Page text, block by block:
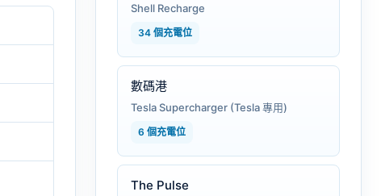
Shell Recharge
34 個充電位
數碼港
Tesla Supercharger (Tesla 專用)
6 個充電位
The Pulse